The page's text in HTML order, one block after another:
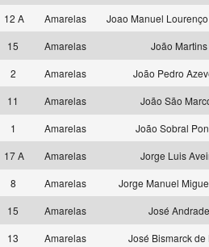
12 A Amarelas
Joao Manuel
15 Amarelas
João Martins
2 Amarelas
João Pedro
11 Amarelas
João São
1 Amarelas
João Sobral
17 A Amarelas
Jorge Luis
8 Amarelas
Jorge Manuel
15 Amarelas
José Andrade
13 Amarelas
José Bismarck de